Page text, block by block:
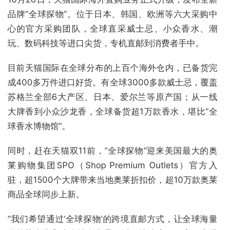
品牌“全球探物”。位于日本、韩国、欧洲等六大采购中
心的官方采购团队，全球直采威士忌、小众香水、潮
玩、数码科技等进口尖货，专机直邮到消费者手中。
目前天猫国际在全球分布的上百个海外仓内，已备货完
成400多万件进口好货。有全球3000多款威士忌，覆盖
苏格兰全部6大产区、日本、爱尔兰等原产国；从一线
大牌香到小众沙龙香，全球备货超1万款香水，堪比“全
球香水博物馆”。
同时，赶在天猫双11前，“全球探物”迎来美国最大的奥
莱购物集团SPO（Shop Premium Outlets）官方入
驻，超1500个大牌带来当地奥莱折扣价，超10万款奥莱
商品全球同步上新。
“我们希望通过‘全球探物’的跨境直邮方式，让全球海量